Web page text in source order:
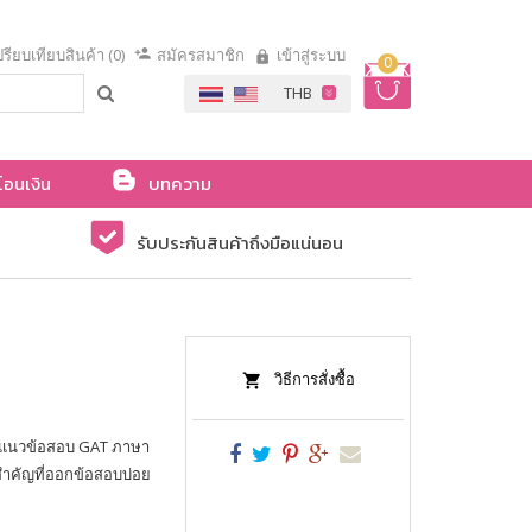
0
รียบเทียบสินค้า (0) สมัครสมาชิก เข้าสู่ระบบ
นเงิน
บทความ
รับประกันสินค้าถึงมือแน่นอน
นวข้อสอบ GAT ภาษา
ำคัญที่ออกข้อสอบบ่อย
วิธีการสั่งซื้อ